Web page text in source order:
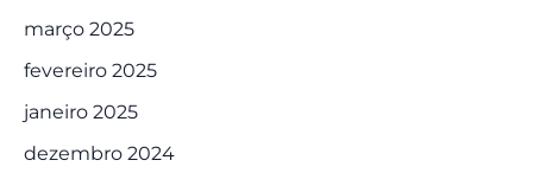
março 2025
fevereiro 2025
janeiro 2025
dezembro 2024